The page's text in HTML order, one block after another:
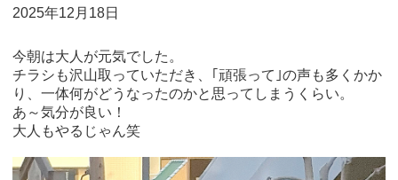
2025年12月18日
今朝は大人が元気でした。
チラシも沢山取っていただき、｢頑張って｣の声も多くかか
り、一体何がどうなったのかと思ってしまうくらい。
あ～気分が良い！
大人もやるじゃん笑